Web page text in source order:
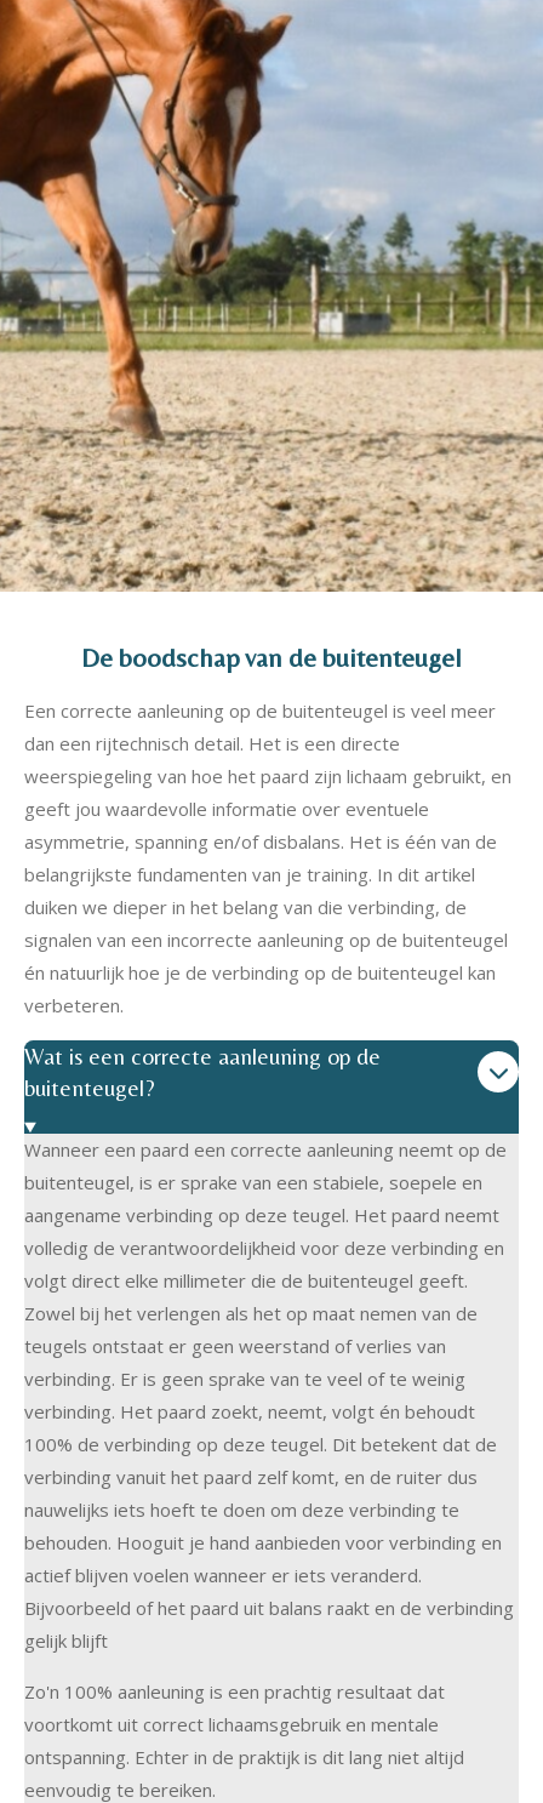
De boodschap van de buitenteugel
Een correcte aanleuning op de buitenteugel is veel meer
dan een rijtechnisch detail. Het is een directe
weerspiegeling van hoe het paard zijn lichaam gebruikt, en
geeft jou waardevolle informatie over eventuele
asymmetrie, spanning en/of disbalans. Het is één van de
belangrijkste fundamenten van je training. In dit artikel
duiken we dieper in het belang van die verbinding, de
signalen van een incorrecte aanleuning op de buitenteugel
én natuurlijk hoe je de verbinding op de buitenteugel kan
verbeteren.
Wat is een correcte aanleuning op de
buitenteugel?
Wanneer een paard een correcte aanleuning neemt op de
buitenteugel, is er sprake van een stabiele, soepele en
aangename verbinding op deze teugel. Het paard neemt
volledig de verantwoordelijkheid voor deze verbinding en
volgt direct elke millimeter die de buitenteugel geeft.
Zowel bij het verlengen als het op maat nemen van de
teugels ontstaat er geen weerstand of verlies van
verbinding. Er is geen sprake van te veel of te weinig
verbinding. Het paard zoekt, neemt, volgt én behoudt
100% de verbinding op deze teugel. Dit betekent dat de
verbinding vanuit het paard zelf komt, en de ruiter dus
nauwelijks iets hoeft te doen om deze verbinding te
behouden. Hooguit je hand aanbieden voor verbinding en
actief blijven voelen wanneer er iets veranderd.
Bijvoorbeeld of het paard uit balans raakt en de verbinding
gelijk blijft
Zo'n 100% aanleuning is een prachtig resultaat dat
voortkomt uit correct lichaamsgebruik en mentale
ontspanning. Echter in de praktijk is dit lang niet altijd
eenvoudig te bereiken.